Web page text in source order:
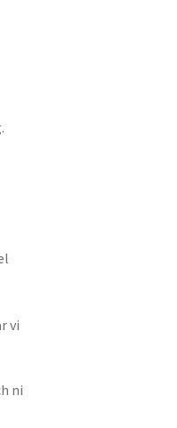
vi
ni